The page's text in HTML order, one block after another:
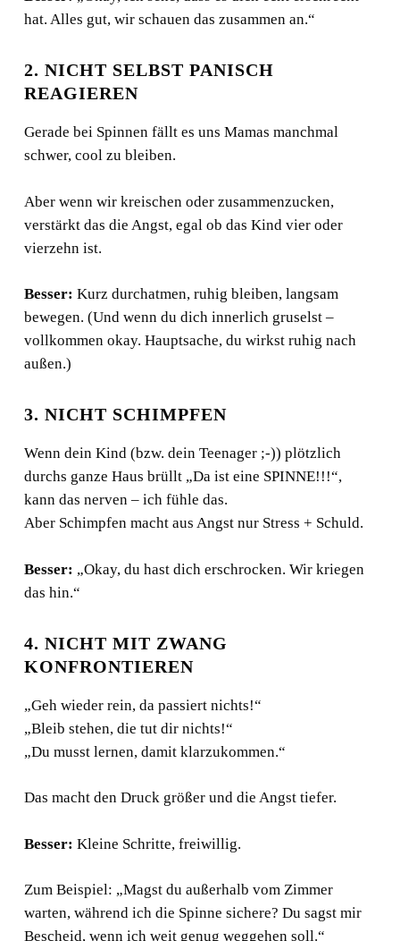
hat. Alles gut, wir schauen das zusammen an.“
2. NICHT SELBST PANISCH
REAGIEREN
Gerade bei Spinnen fällt es uns Mamas manchmal
schwer, cool zu bleiben.
Aber wenn wir kreischen oder zusammenzucken,
verstärkt das die Angst, egal ob das Kind vier oder
vierzehn ist.
Besser: Kurz durchatmen, ruhig bleiben, langsam
bewegen. (Und wenn du dich innerlich gruselst –
vollkommen okay. Hauptsache, du wirkst ruhig nach
außen.)
3. NICHT SCHIMPFEN
Wenn dein Kind (bzw. dein Teenager ;-)) plötzlich
durchs ganze Haus brüllt „Da ist eine SPINNE!!!“,
kann das nerven – ich fühle das.
Aber Schimpfen macht aus Angst nur Stress + Schuld.
Besser: „Okay, du hast dich erschrocken. Wir kriegen
das hin.“
4. NICHT MIT ZWANG
KONFRONTIEREN
„Geh wieder rein, da passiert nichts!“
„Bleib stehen, die tut dir nichts!“
„Du musst lernen, damit klarzukommen.“
Das macht den Druck größer und die Angst tiefer.
Besser: Kleine Schritte, freiwillig.
Zum Beispiel: „Magst du außerhalb vom Zimmer
warten, während ich die Spinne sichere? Du sagst mir
Bescheid, wenn ich weit genug weggehen soll.“